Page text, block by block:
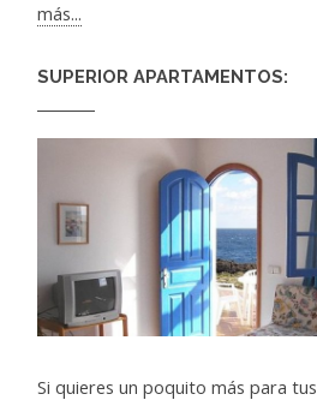
más...
SUPERIOR APARTAMENTOS:
Si quieres un poquito más para tus